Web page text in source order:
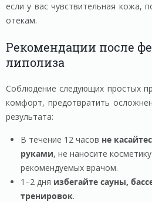
если у вас чувствительная кожа,
отекам.
Рекомендации после
липолиза
Соблюдение следующих простых
комфорт, предотвратить
результата:
В течение 12 часов не
руками, не наносите
рекомендуемых врачом.
1–2 дня избегайте сауны,
тренировок.